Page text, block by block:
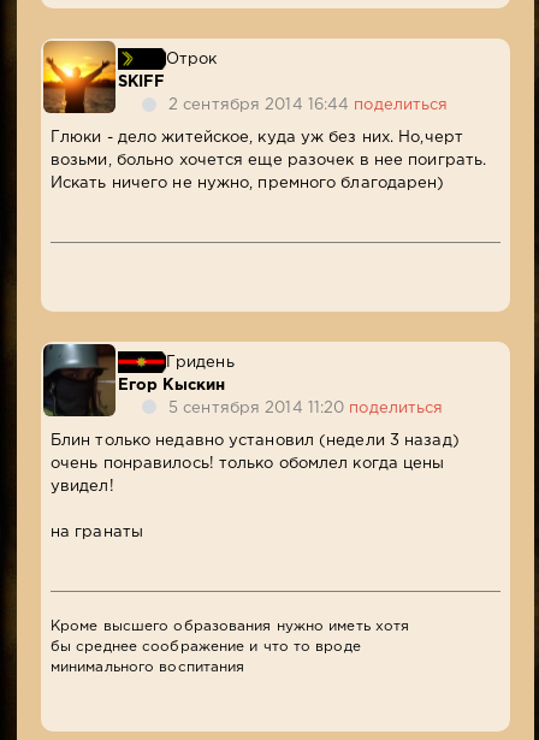
Отрок
SKIFF
2 сентября 2014 16:44 поделиться
Глюки - дело житейское, куда уж без них. Но,черт
возьми, больно хочется еще разочек в нее поиграть.
Искать ничего не нужно, премного благодарен)
Гридень
Егор Кыскин
5 сентября 2014 11:20 поделиться
Блин только недавно установил (недели 3 назад)
очень понравилось! только обомлел когда цены
увидел!
на гранаты
Кроме высшего образования нужно иметь хотя
бы среднее соображение и что то вроде
минимального воспитания